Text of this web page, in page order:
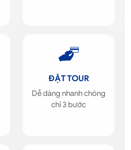
ĐẶT TOUR
Dễ dàng nhanh chóng
chỉ 3 bước